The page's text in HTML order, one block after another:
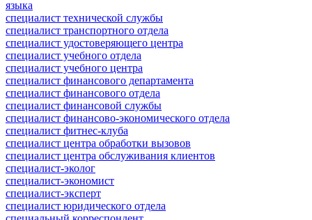
языка
специалист технической службы
специалист транспортного отдела
специалист удостоверяющего центра
специалист учебного отдела
специалист учебного центра
специалист финансового департамента
специалист финансового отдела
специалист финансовой службы
специалист финансово-экономического отдела
специалист фитнес-клуба
специалист центра обработки вызовов
специалист центра обслуживания клиентов
специалист-эколог
специалист-экономист
специалист-эксперт
специалист юридического отдела